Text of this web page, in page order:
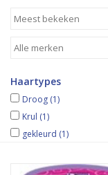
Merken
Haartypes
Droog (1)
Krul (1)
gekleurd (1)